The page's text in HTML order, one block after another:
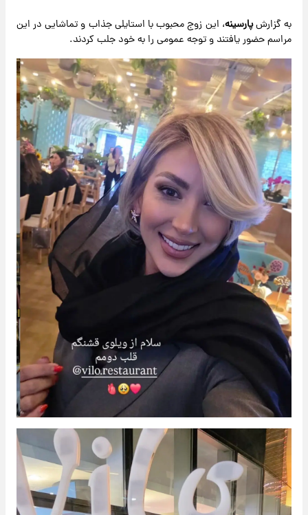
به گزارشپارسینه، این زوج محبوب با استایلی جذاب و تماشایی در این
مراسم حضور یافتند و توجه عمومی را به خود جلب کردند.